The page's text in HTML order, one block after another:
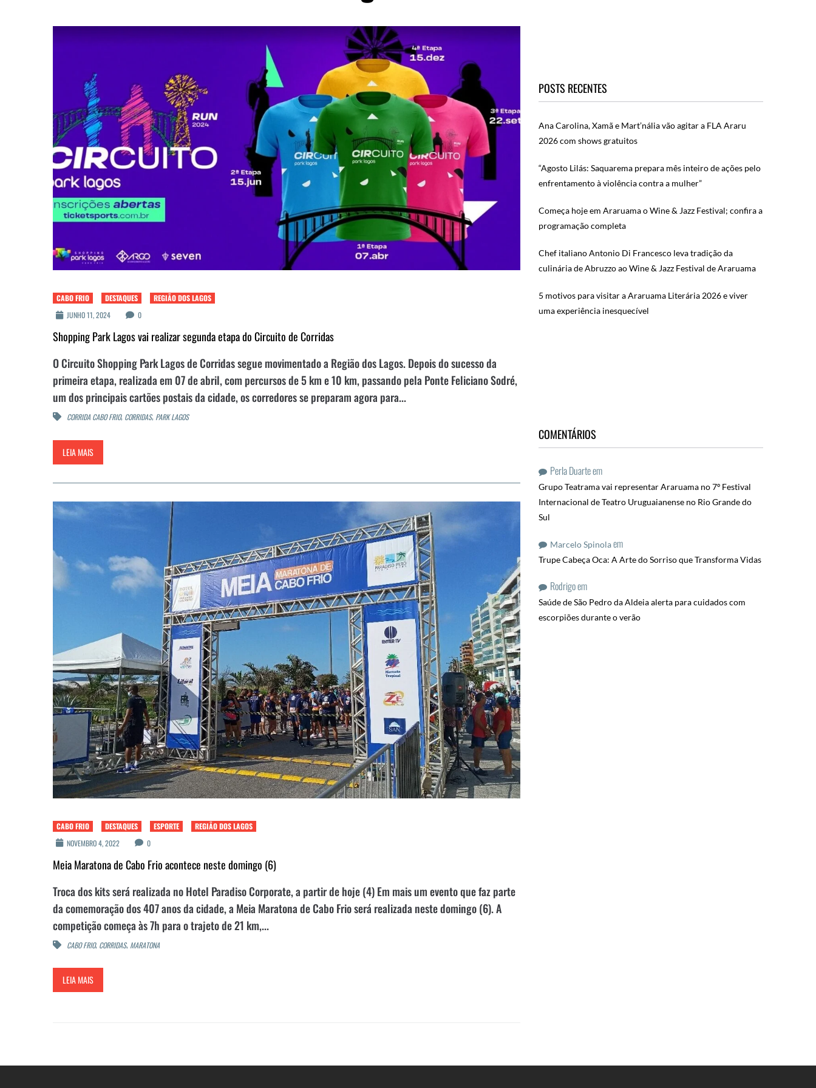
CABO FRIO DESTAQUES
REGIÃO DOS LAGOS
JUNHO 11, 2024
0
Shopping Park Lagos vai realizar segunda etapa do Circuito de Corridas
O Circuito Shopping Park Lagos de Corridas segue movimentado a Região dos Lagos. Depois do sucesso da
primeira etapa, realizada em 07 de abril, com percursos de 5 km e 10 km, passando pela Ponte Feliciano Sodré,
um dos principais cartões postais da cidade, os corredores se preparam agora para...
CORRIDA CABO FRIO, CORRIDAS, PARK LAGOS
LEIA MAIS
CABO FRIO DESTAQUES ESPORTE
REGIÃO DOS LAGOS
NOVEMBRO 4, 2022
0
Meia Maratona de Cabo Frio acontece neste domingo (6)
Troca dos kits será realizada no Hotel Paradiso Corporate, a partir de hoje (4) Em mais um evento que faz parte
da comemoração dos 407 anos da cidade, a Meia Maratona de Cabo Frio será realizada neste domingo (6). A
competição começa às 7h para o trajeto de 21 km,...
CABO FRIO, CORRIDAS, MARATONA
LEIA MAIS
POSTS RECENTES
Ana Carolina, Xamã e Mart’nália vão agitar a FLA Araru
2026 com shows gratuitos
“Agosto Lilás: Saquarema prepara mês inteiro de ações pelo
enfrentamento à violência contra a mulher”
Começa hoje em Araruama o Wine & Jazz Festival; confira a
programação completa
Chef italiano Antonio Di Francesco leva tradição da
culinária de Abruzzo ao Wine & Jazz Festival de Araruama
5 motivos para visitar a Araruama Literária 2026 e viver
uma experiência inesquecível
COMENTÁRIOS
Perla Duarteem
Grupo Teatrama vai representar Araruama no 7º Festival
Internacional de Teatro Uruguaianense no Rio Grande do
Sul
Marcelo Spinolaem
Trupe Cabeça Oca: A Arte do Sorriso que Transforma Vidas
Rodrigoem
Saúde de São Pedro da Aldeia alerta para cuidados com
escorpiões durante o verão